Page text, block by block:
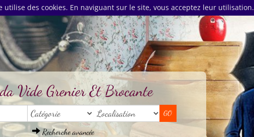
des cookies. En naviguant sur le site, vous acceptez leur utilisation.
Vide Grenier Et Brocante
Recherche avancée